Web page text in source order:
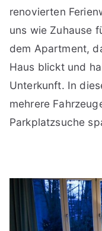
renovierten
uns wie Zuhause
dem Apartment,
Haus blickt und
Unterkunft. In
mehrere
Parkplatzsuche